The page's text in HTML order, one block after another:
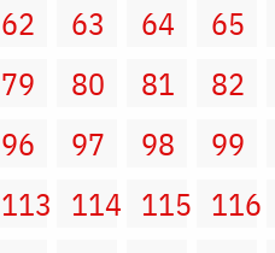
62 63 64 65
79 80 81 82
96 97 98 99
113 114 115 116